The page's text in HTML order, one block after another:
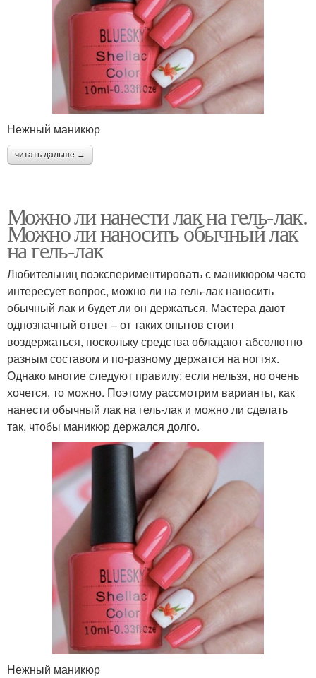
Нежный маникюр
читать дальше →
Можно ли нанести лак на гель-лак.
Можно ли наносить обычный лак
на гель-лак
Любительниц поэкспериментировать с маникюром часто
интересует вопрос, можно ли на гель-лак наносить
обычный лак и будет ли он держаться. Мастера дают
однозначный ответ – от таких опытов стоит
воздержаться, поскольку средства обладают абсолютно
разным составом и по-разному держатся на ногтях.
Однако многие следуют правилу: если нельзя, но очень
хочется, то можно. Поэтому рассмотрим варианты, как
нанести обычный лак на гель-лак и можно ли сделать
так, чтобы маникюр держался долго.
Нежный маникюр